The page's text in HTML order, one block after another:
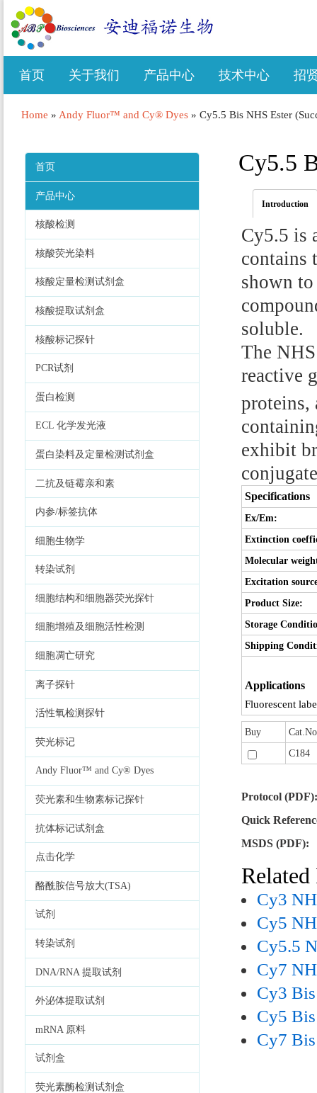
首页 关于我们 产品中心 技术中心 招
Home » Andy Fluor™ and Cy® Dyes » Cy5.5 Bis NHS Ester
首页
产品中心
核酸检测
核酸荧光染料
核酸定量检测试剂盒
核酸提取试剂盒
核酸标记探针
PCR试剂
蛋白检测
ECL 化学发光液
蛋白染料及定量检测试剂盒
二抗及链霉亲和素
内参/标签抗体
细胞生物学
转染试剂
细胞结构和细胞器荧光探针
细胞增殖及细胞活性检测
细胞凋亡研究
离子探针
活性氧检测探针
荧光标记
Andy Fluor™ and Cy® Dyes
荧光素和生物素标记探针
抗体标记试剂盒
点击化学
酪酰胺信号放大(TSA)
试剂
转染试剂
DNA/RNA 提取试剂
外泌体提取试剂
mRNA 原料
试剂盒
荧光素酶检测试剂盒
Cy5.5
Introduction
Cy5.5 is
contains
shown
soluble.
The
reactive
proteins,
exhibit
Specifications
Ex/Em:
Extinction
Molecular
Excitation
Product Size:
Storage
Shipping
Applications
Fluorescent
Buy
C184
Protocol
Quick
MSDS (PDF):
Related
Cy3
Cy5
Cy5.5
Cy7
Cy3
Cy5
Cy7